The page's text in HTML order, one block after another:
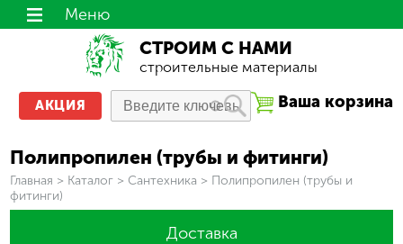
СТРОИМ С НАМИ
строительные материалы
Ваша корзина
АКЦИЯ
Меню
Полипропилен (трубы и фитинги)
Вы здесь
Главная > Каталог > Сантехника > Полипропилен (трубы и
фитинги)
Доставка